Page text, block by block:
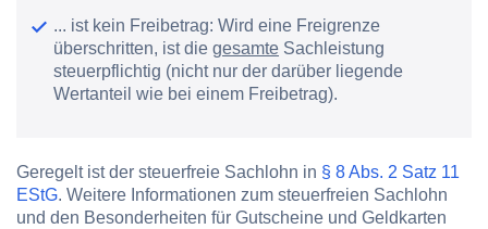
... ist kein Freibetrag: Wird eine Freigrenze
überschritten, ist die gesamte Sachleistung
steuerpflichtig (nicht nur der darüber liegende
Wertanteil wie bei einem Freibetrag).
Geregelt ist der steuerfreie Sachlohn in § 8 Abs. 2 Satz 11
EStG. Weitere Informationen zum steuerfreien Sachlohn
und den Besonderheiten für Gutscheine und Geldkarten